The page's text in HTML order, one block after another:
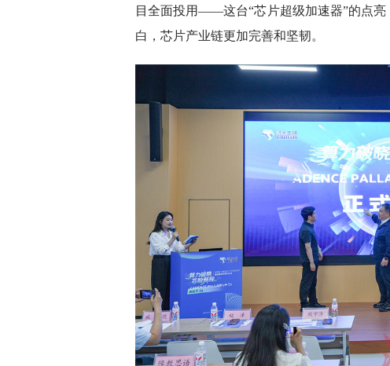
目全面投用——这台“芯片超级加速器”的点
白，芯片产业链更加完善和坚韧。